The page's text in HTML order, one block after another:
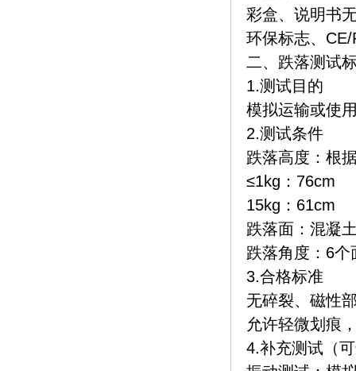
彩盒、说明书
环保标志、
二、跌落测试
1.测试目的
模拟运输或使
2.测试条件
跌落高度：根
≤1kg：76cm
15kg：61cm
跌落面：混凝
跌落角度：6
3.合格标准
无碎裂、磁性
允许轻微划痕
4.补充测试（